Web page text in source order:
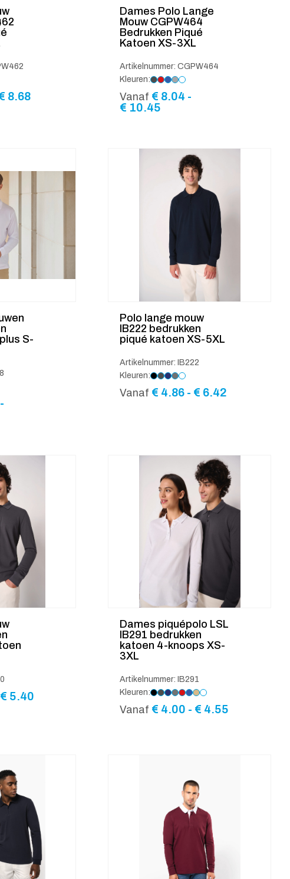
8.68Prijsklasse:
Dames Polo Lange
Mouw CGPW464
Bedrukken Piqué
Katoen XS-3XL
Artikelnummer: CGPW464
Kleuren:
Vanaf € 8.04 -
€ 10.45
S-
-
Polo lange mouw
IB222 bedrukken
piqué katoen XS-5XL
Artikelnummer: IB222
Kleuren:
Vanaf € 4.86 - € 6.42
€ 5.40Prijsklasse:
Dames piquépolo LSL
IB291 bedrukken
katoen 4-knoops XS-
3XL
Artikelnummer: IB291
Kleuren:
Vanaf € 4.00 - € 4.55